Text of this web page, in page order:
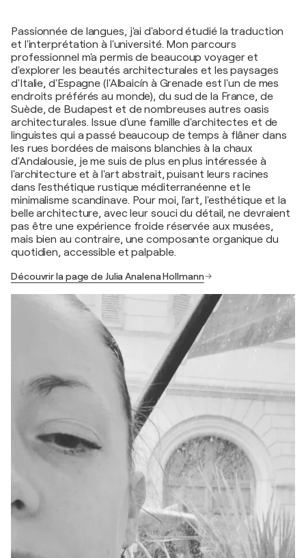
Passionnée de langues, j'ai d'abord étudié la traduction
et l'interprétation à l'université. Mon parcours
professionnel m'a permis de beaucoup voyager et
d'explorer les beautés architecturales et les paysages
d'Italie, d'Espagne (l'Albaicín à Grenade est l'un de mes
endroits préférés au monde), du sud de la France, de
Suède, de Budapest et de nombreuses autres oasis
architecturales. Issue d'une famille d'architectes et de
linguistes qui a passé beaucoup de temps à flâner dans
les rues bordées de maisons blanchies à la chaux
d'Andalousie, je me suis de plus en plus intéressée à
l'architecture et à l'art abstrait, puisant leurs racines
dans l'esthétique rustique méditerranéenne et le
minimalisme scandinave. Pour moi, l'art, l'esthétique et la
belle architecture, avec leur souci du détail, ne devraient
pas être une expérience froide réservée aux musées,
mais bien au contraire, une composante organique du
quotidien, accessible et palpable.
Découvrir la page de Julia Analena Hollmann